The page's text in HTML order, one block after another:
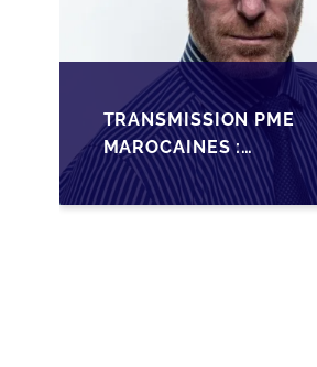
TRANSMISSION PME
MAROCAINES :
SÉCURISER LA
CESSION AVEC LES